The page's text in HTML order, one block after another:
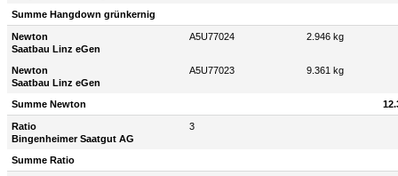
Summe Hangdown grünkernig
Newton
Saatbau Linz eGen
A5U77024 2.946 kg
Newton
Saatbau Linz eGen
A5U77023 9.361 kg
Summe Newton
Ratio
Bingenheimer Saatgut AG
3
Summe Ratio